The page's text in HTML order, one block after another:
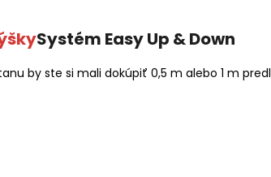
Systém Easy Up & Down
by ste si mali dokúpiť 0,5 m alebo 1 m